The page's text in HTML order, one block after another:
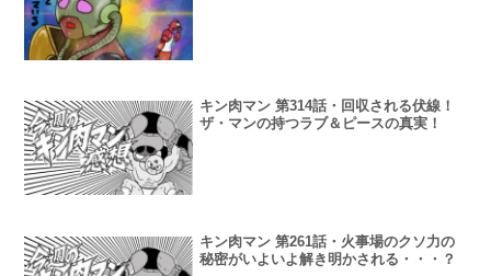
キン肉マン 第314話・回収される伏線！
ザ・マンの持つラブ＆ピースの真実！
キン肉マン 第261話・火事場のクソ力の
秘密がいよいよ解き明かされる・・・？